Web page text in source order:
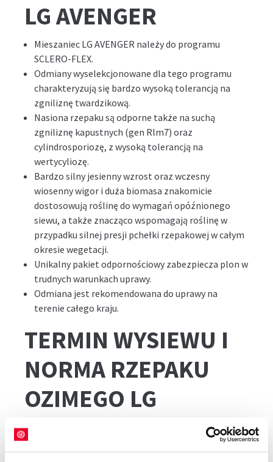
LG AVENGER
Mieszaniec LG AVENGER należy do programu
SCLERO-FLEX.
Odmiany wyselekcjonowane dla tego programu
charakteryzują się bardzo wysoką tolerancją na
zgniliznę twardzikową.
Nasiona rzepaku są odporne także na suchą
zgniliznę kapustnych (gen Rlm7) oraz
cylindrosporiozę, z wysoką tolerancją na
wertycyliozę.
Bardzo silny jesienny wzrost oraz wczesny
wiosenny wigor i duża biomasa znakomicie
dostosowują roślinę do wymagań opóźnionego
siewu, a także znacząco wspomagają roślinę w
przypadku silnej presji pchełki rzepakowej w całym
okresie wegetacji.
Unikalny pakiet odpornościowy zabezpiecza plon w
trudnych warunkach uprawy.
Odmiana jest rekomendowana do uprawy na
terenie całego kraju.
TERMIN WYSIEWU I
NORMA RZEPAKU
OZIMEGO LG
AVENGER
Aby osiągnąć optymalne rezultaty w uprawie